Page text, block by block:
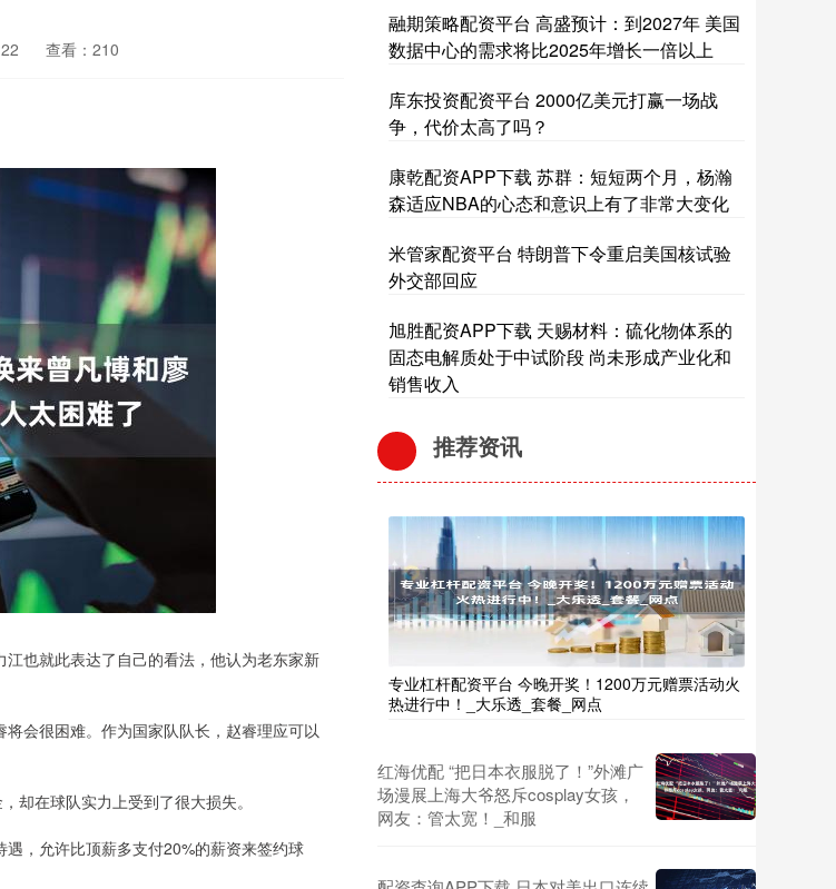
查看：210
也就此表达了自己的看法，他认为老东家新
会很困难。作为国家队队长，赵睿理应可以
却在球队实力上受到了很大损失。
，允许比顶薪多支付20%的薪资来签约球
融期策略配资平台 高盛预计：到2027年 美国
数据中心的需求将比2025年增长一倍以上
库东投资配资平台 2000亿美元打赢一场战
争，代价太高了吗？
康乾配资APP下载 苏群：短短两个月，杨瀚
森适应NBA的心态和意识上有了非常大变化
米管家配资平台 特朗普下令重启美国核试验
外交部回应
旭胜配资APP下载 天赐材料：硫化物体系的
固态电解质处于中试阶段 尚未形成产业化和
销售收入
推荐资讯
专业杠杆配资平台 今晚开奖！1200万元赠票活动火
热进行中！_大乐透_套餐_网点
红海优配 “把日本衣服脱了！”外滩广
场漫展上海大爷怒斥cosplay女孩，
网友：管太宽！_和服